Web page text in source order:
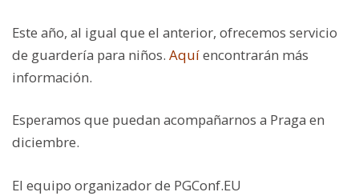
Este año, al igual que el anterior, ofrecemos servicio
de guardería para niños. Aquíencontrarán más
información.
Esperamos que puedan acompañarnos a Praga en
diciembre.
El equipo organizador de PGConf.EU